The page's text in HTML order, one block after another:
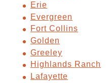
Erie
Evergreen
Fort Collins
Golden
Greeley
Highlands Ranch
Lafayette